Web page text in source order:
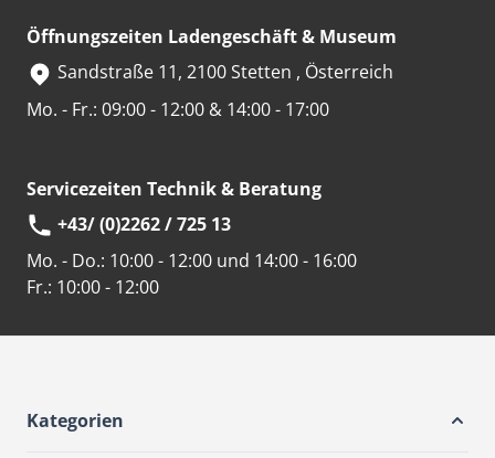
Öffnungszeiten Ladengeschäft & Museum
Sandstraße 11, 2100 Stetten , Österreich
Mo. - Fr.: 09:00 - 12:00 & 14:00 - 17:00
Servicezeiten Technik & Beratung
+43/ (0)2262 / 725 13
Mo. - Do.: 10:00 - 12:00 und 14:00 - 16:00
Fr.: 10:00 - 12:00
Kategorien